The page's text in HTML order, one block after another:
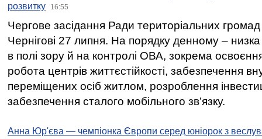
розвитку
16:55
Чергове засідання Ради територіальних громад
Чернігові 27 липня. На порядку денному –
в полі зору й на контролі ОВА, зокрема освоєння
робота центрів життєстійкості, забезпечення
переміщених осіб житлом, розроблення
забезпечення сталого мобільного зв’язку.
Анна Юр'єва — чемпіонка Європи серед юніорок з